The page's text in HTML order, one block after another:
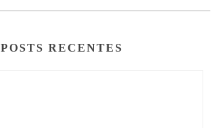
POSTS RECENTES